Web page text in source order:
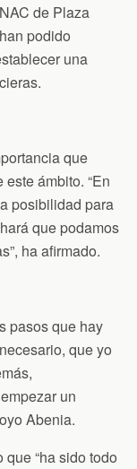
de Plaza
podido
una
que
ámbito. “En
posibilidad para
que podamos
ha afirmado.
pasos que hay
que yo
un
Abenia.
“ha sido todo